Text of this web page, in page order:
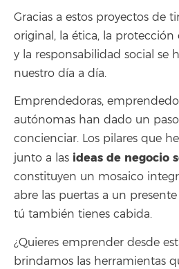
Gracias a estos proyectos de
original, la ética, la
y la responsabilidad social se
nuestro día a día.
Emprendedoras,
autónomas han dado un
concienciar. Los pilares que
junto a las ideas de negocio
constituyen un mosaico
abre las puertas a un
tú también tienes cabida.
¿Quieres emprender desde
brindamos las herramientas